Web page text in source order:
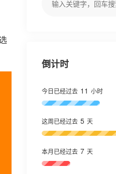
倒计时
今日已经过去 11 小时
这周已经过去 5 天
本月已经过去 7 天